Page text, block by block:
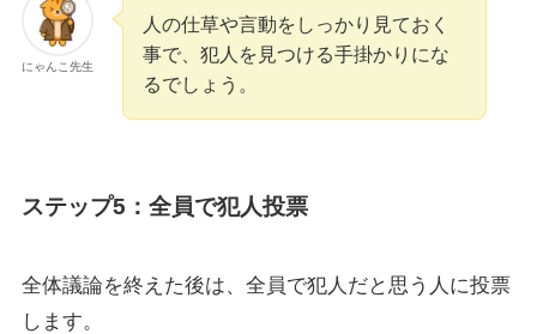
にゃんこ先生
人の仕草や言動をしっかり見ておく
事で、犯人を見つける手掛かりにな
るでしょう。
ステップ5：全員で犯人投票
全体議論を終えた後は、全員で犯人だと思う人に投票
します。